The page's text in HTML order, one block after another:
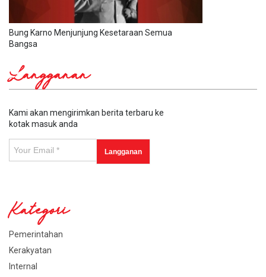
Bung Karno Menjunjung Kesetaraan Semua
Bangsa
Langganan
Kami akan mengirimkan berita terbaru ke
kotak masuk anda
Kategori
Pemerintahan
Kerakyatan
Internal